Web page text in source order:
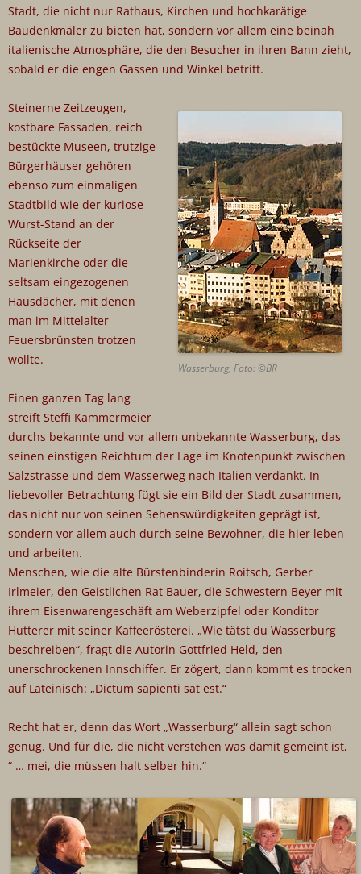
Stadt, die nicht nur Rathaus, Kirchen und hochkarätige
Baudenkmäler zu bieten hat, sondern vor allem eine beinah
italienische Atmosphäre, die den Besucher in ihren Bann zieht,
sobald er die engen Gassen und Winkel betritt.
Wasserburg, Foto: ©BR
Steinerne Zeitzeugen,
kostbare Fassaden, reich
bestückte Museen, trutzige
Bürgerhäuser gehören
ebenso zum einmaligen
Stadtbild wie der kuriose
Wurst-Stand an der
Rückseite der
Marienkirche oder die
seltsam eingezogenen
Hausdächer, mit denen
man im Mittelalter
Feuersbrünsten trotzen
wollte.
Einen ganzen Tag lang
streift Steffi Kammermeier
durchs bekannte und vor allem unbekannte Wasserburg, das
seinen einstigen Reichtum der Lage im Knotenpunkt zwischen
Salzstrasse und dem Wasserweg nach Italien verdankt. In
liebevoller Betrachtung fügt sie ein Bild der Stadt zusammen,
das nicht nur von seinen Sehenswürdigkeiten geprägt ist,
sondern vor allem auch durch seine Bewohner, die hier leben
und arbeiten.
Menschen, wie die alte Bürstenbinderin Roitsch, Gerber
Irlmeier, den Geistlichen Rat Bauer, die Schwestern Beyer mit
ihrem Eisenwarengeschäft am Weberzipfel oder Konditor
Hutterer mit seiner Kaffeerösterei. „Wie tätst du Wasserburg
beschreiben“, fragt die Autorin Gottfried Held, den
unerschrockenen Innschiffer. Er zögert, dann kommt es trocken
auf Lateinisch: „Dictum sapienti sat est.“
Recht hat er, denn das Wort „Wasserburg“ allein sagt schon
genug. Und für die, die nicht verstehen was damit gemeint ist,
“ … mei, die müssen halt selber hin.“